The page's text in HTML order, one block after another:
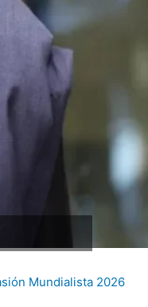
Mundialista 2026